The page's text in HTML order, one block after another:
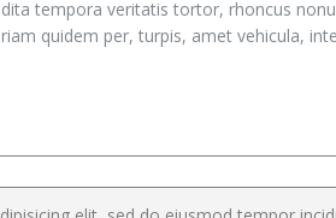
tempora veritatis tortor, rhoncus
quidem per, turpis, amet vehicula,